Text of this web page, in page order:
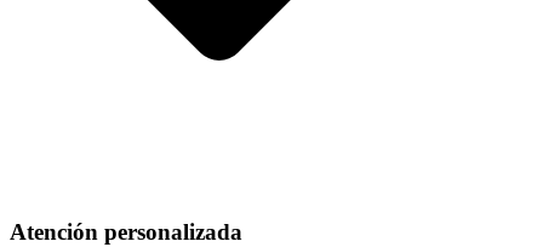
Atención personalizada